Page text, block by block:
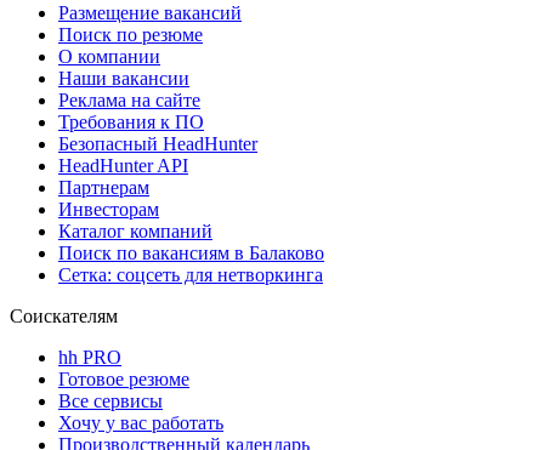
Размещение вакансий
Поиск по резюме
О компании
Наши вакансии
Реклама на сайте
Требования к ПО
Безопасный HeadHunter
HeadHunter API
Партнерам
Инвесторам
Каталог компаний
Поиск по вакансиям в Балаково
Сетка: соцсеть для нетворкинга
Соискателям
hh PRO
Готовое резюме
Все сервисы
Хочу у вас работать
Производственный календарь